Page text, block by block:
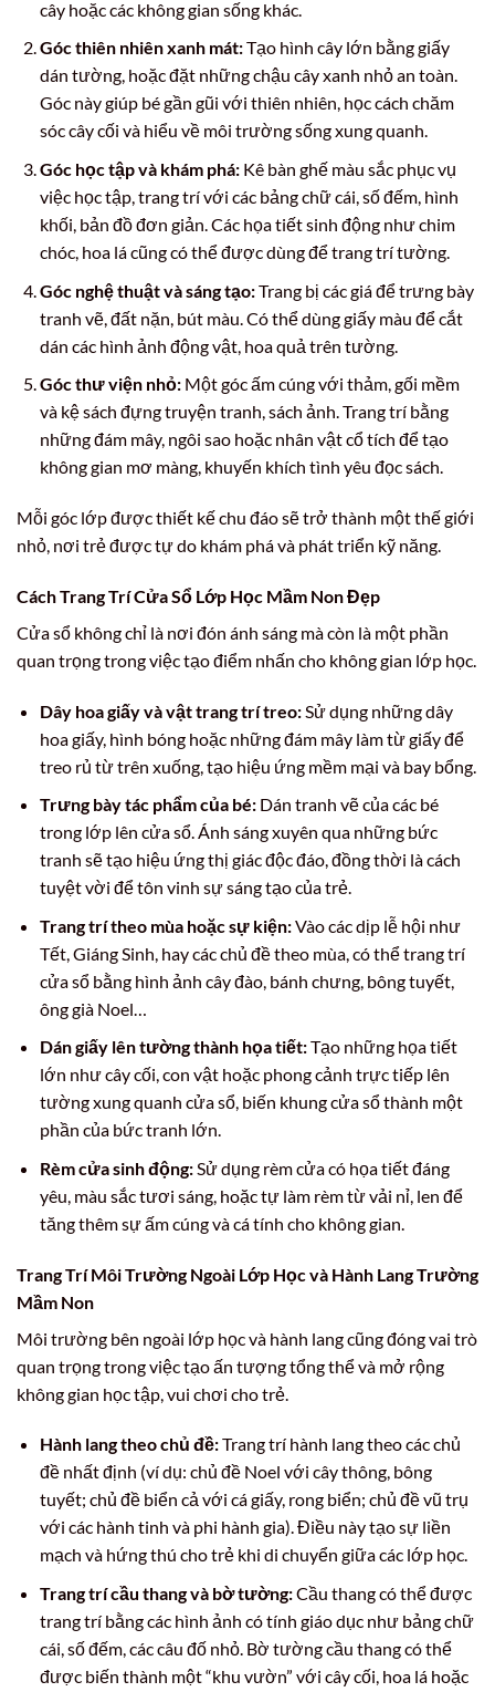
cây hoặc các không gian sống khác.
Góc thiên nhiên xanh mát:Tạo hình cây lớn bằng giấy
dán tường, hoặc đặt những chậu cây xanh nhỏ an toàn.
Góc này giúp bé gần gũi với thiên nhiên, học cách chăm
sóc cây cối và hiểu về môi trường sống xung quanh.
Góc học tập và khám phá:Kê bàn ghế màu sắc phục vụ
việc học tập, trang trí với các bảng chữ cái, số đếm, hình
khối, bản đồ đơn giản. Các họa tiết sinh động như chim
chóc, hoa lá cũng có thể được dùng để trang trí tường.
Góc nghệ thuật và sáng tạo:Trang bị các giá để trưng bày
tranh vẽ, đất nặn, bút màu. Có thể dùng giấy màu để cắt
dán các hình ảnh động vật, hoa quả trên tường.
Góc thư viện nhỏ:Một góc ấm cúng với thảm, gối mềm
và kệ sách đựng truyện tranh, sách ảnh. Trang trí bằng
những đám mây, ngôi sao hoặc nhân vật cổ tích để tạo
không gian mơ màng, khuyến khích tình yêu đọc sách.
Mỗi góc lớp được thiết kế chu đáo sẽ trở thành một thế giới
nhỏ, nơi trẻ được tự do khám phá và phát triển kỹ năng.
Cách Trang Trí Cửa Sổ Lớp Học Mầm Non Đẹp
Cửa sổ không chỉ là nơi đón ánh sáng mà còn là một phần
quan trọng trong việc tạo điểm nhấn cho không gian lớp học.
Dây hoa giấy và vật trang trí treo:Sử dụng những dây
hoa giấy, hình bóng hoặc những đám mây làm từ giấy để
treo rủ từ trên xuống, tạo hiệu ứng mềm mại và bay bổng.
Trưng bày tác phẩm của bé:Dán tranh vẽ của các bé
trong lớp lên cửa sổ. Ánh sáng xuyên qua những bức
tranh sẽ tạo hiệu ứng thị giác độc đáo, đồng thời là cách
tuyệt vời để tôn vinh sự sáng tạo của trẻ.
Trang trí theo mùa hoặc sự kiện:Vào các dịp lễ hội như
Tết, Giáng Sinh, hay các chủ đề theo mùa, có thể trang trí
cửa sổ bằng hình ảnh cây đào, bánh chưng, bông tuyết,
ông già Noel…
Dán giấy lên tường thành họa tiết:Tạo những họa tiết
lớn như cây cối, con vật hoặc phong cảnh trực tiếp lên
tường xung quanh cửa sổ, biến khung cửa sổ thành một
phần của bức tranh lớn.
Rèm cửa sinh động:Sử dụng rèm cửa có họa tiết đáng
yêu, màu sắc tươi sáng, hoặc tự làm rèm từ vải nỉ, len để
tăng thêm sự ấm cúng và cá tính cho không gian.
Trang Trí Môi Trường Ngoài Lớp Học và Hành Lang Trường
Mầm Non
Môi trường bên ngoài lớp học và hành lang cũng đóng vai trò
quan trọng trong việc tạo ấn tượng tổng thể và mở rộng
không gian học tập, vui chơi cho trẻ.
Hành lang theo chủ đề:Trang trí hành lang theo các chủ
đề nhất định (ví dụ: chủ đề Noel với cây thông, bông
tuyết; chủ đề biển cả với cá giấy, rong biển; chủ đề vũ trụ
với các hành tinh và phi hành gia). Điều này tạo sự liền
mạch và hứng thú cho trẻ khi di chuyển giữa các lớp học.
Trang trí cầu thang và bờ tường:Cầu thang có thể được
trang trí bằng các hình ảnh có tính giáo dục như bảng chữ
cái, số đếm, các câu đố nhỏ. Bờ tường cầu thang có thể
được biến thành một “khu vườn” với cây cối, hoa lá hoặc